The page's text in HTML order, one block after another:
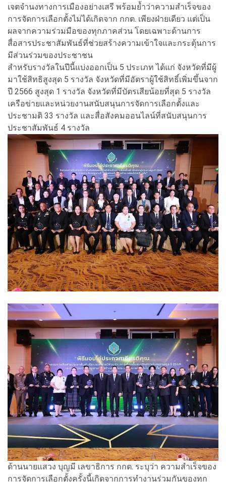
เจตจำนงทางการเมืองอย่างเสรี พร้อมย้ำว่าความสำเร็จของ
การจัดการเลือกตั้งไม่ได้เกิดจาก กกต. เพียงฝ่ายเดียว แต่เป็น
ผลจากความร่วมมือของทุกภาคส่วน โดยเฉพาะด้านการ
สื่อสารประชาสัมพันธ์ที่ช่วยสร้างความเข้าใจและกระตุ้นการ
มีส่วนร่วมของประชาชน
สำหรับรางวัลในปีนี้แบ่งออกเป็น 5 ประเภท ได้แก่ จังหวัดที่มีผู้
มาใช้สิทธิสูงสุด 5 รางวัล จังหวัดที่มีอัตราผู้ใช้สิทธิ์เพิ่มขึ้นจาก
ปี 2566 สูงสุด 1 รางวัล จังหวัดที่มีบัตรเสียน้อยที่สุด 5 รางวัล
เครือข่ายและหน่วยงานสนับสนุนการจัดการเลือกตั้งและ
ประชามติ 33 รางวัล และสื่อสังคมออนไลน์ที่สนับสนุนการ
ประชาสัมพันธ์ 4 รางวัล
ด้านนายแสวง บุญมี เลขาธิการ กกต. ระบุว่า ความสำเร็จของ
การจัดการเลือกตั้งครั้งนี้เกิดจากการทำงานร่วมกันของทุก